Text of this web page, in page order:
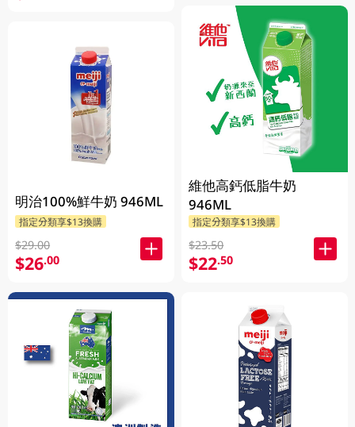
明治100%鮮牛奶 946ML
指定分類享$13換購
$29.00
$26.00
維他高鈣低脂牛奶
946ML
指定分類享$13換購
$23.50
$22.50